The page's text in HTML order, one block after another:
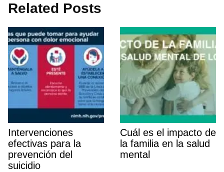
Related Posts
Intervenciones
efectivas para la
prevención del
suicidio
Cuál es el impacto de
la familia en la salud
mental